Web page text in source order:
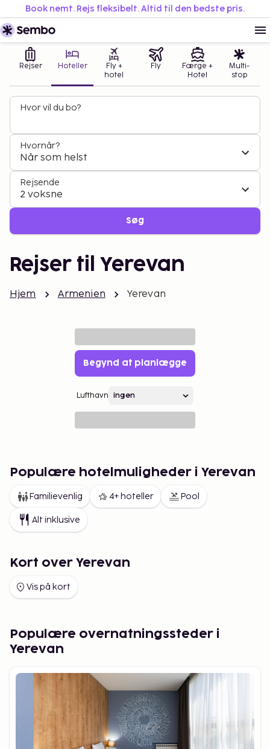
Book nemt. Rejs fleksibelt. Altid til den bedste pris.
Rejser Hoteller
Fly +
hotel
Fly
Færge +
Hotel
Multi-
stop
Hvor vil du bo?
Hvornår?
Når som helst
Rejsende
2 voksne
Søg
Rejser til Yerevan
Hjem Armenien Yerevan
Begynd at planlægge
Lufthavn
Populære hotelmuligheder i Yerevan
Familievenlig 4+ hoteller Pool
Alt inklusive
Kort over Yerevan
Vis på kort
Populære overnatningssteder i
Yerevan